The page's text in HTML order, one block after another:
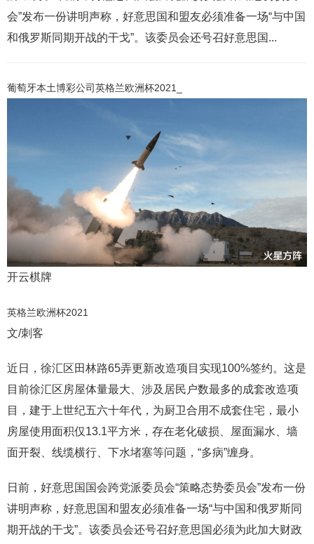
会”发布一份讲明声称，好意思国和盟友必须准备一场“与中国
和俄罗斯同期开战的干戈”。该委员会还号召好意思国...
葡萄牙本土博彩公司英格兰欧洲杯2021_
开云棋牌
英格兰欧洲杯2021
文/刺客
近日，徐汇区田林路65弄更新改造项目实现100%签约。这是
目前徐汇区房屋体量最大、涉及居民户数最多的成套改造项
目，建于上世纪五六十年代，为厨卫合用不成套住宅，最小
房屋使用面积仅13.1平方米，存在老化破损、屋面漏水、墙
面开裂、线缆横行、下水堵塞等问题，“多病”缠身。
日前，好意思国国会跨党派委员会“策略态势委员会”发布一份
讲明声称，好意思国和盟友必须准备一场“与中国和俄罗斯同
期开战的干戈”。该委员会还号召好意思国必须为此加大财政